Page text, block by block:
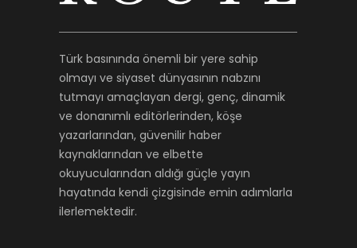
Türk basınında önemli bir yere sahip
olmayı ve siyaset dünyasının nabzını
tutmayı amaçlayan dergi, genç, dinamik
ve donanımlı editörlerinden, köşe
yazarlarından, güvenilir haber
kaynaklarından ve elbette
okuyucularından aldığı güçle yayın
hayatında kendi çizgisinde emin adımlarla
ilerlemektedir.